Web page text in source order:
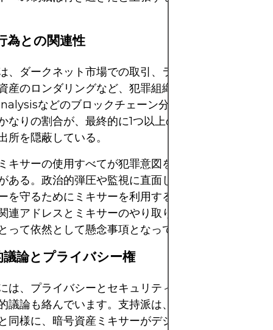
為との関連性
、ダークネット市場での取引、ランサムウェアによ
産のロンダリングなど、犯罪組織と関連付けられる
などのブロックチェーン分析企業によると、違
なりの割合が、最終的に1つ以上のミキシングサービ
所を隠蔽している。
キサーの使用すべてが犯罪意図を示すわけではない
ある。政治的弾圧や監視に直面している地域の人々
を守るためにミキサーを利用する可能性がある。そ
連アドレスとミキサーのやり取りとの統計的な相関
って依然として懸念事項となっている。
議論とプライバシー権
は、プライバシーとセキュリティのバランスをめぐ
議論も絡んでいます。支持派は、現金が物理的な取
同様に、暗号資産ミキサーがデジタル版の匿名性を